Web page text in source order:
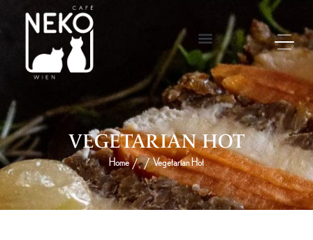
VEGETARIAN HOT
Home / / Vegetarian Hot